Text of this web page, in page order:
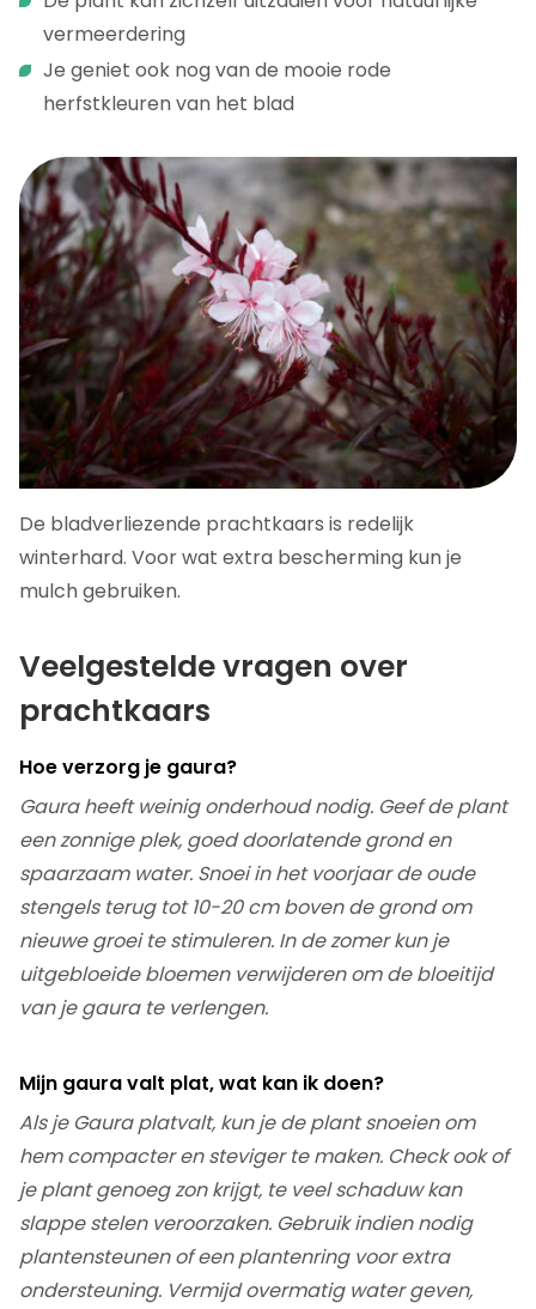
vermeerdering
Je geniet ook nog van de mooie rode
herfstkleuren van het blad
De bladverliezende prachtkaars is redelijk
winterhard. Voor wat extra bescherming kun je
mulch gebruiken.
Veelgestelde vragen over
prachtkaars
Hoe verzorg je gaura?
Gaura heeft weinig onderhoud nodig. Geef de plant
een zonnige plek, goed doorlatende grond en
spaarzaam water. Snoei in het voorjaar de oude
stengels terug tot 10-20 cm boven de grond om
nieuwe groei te stimuleren. In de zomer kun je
uitgebloeide bloemen verwijderen om de bloeitijd
van je gaura te verlengen.
Mijn gaura valt plat, wat kan ik doen?
Als je Gaura platvalt, kun je de plant snoeien om
hem compacter en steviger te maken. Check ook of
je plant genoeg zon krijgt, te veel schaduw kan
slappe stelen veroorzaken. Gebruik indien nodig
plantensteunen of een plantenring voor extra
ondersteuning. Vermijd overmatig water geven,